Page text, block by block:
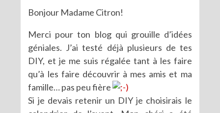
Bonjour Madame Citron!
Merci pour ton blog qui grouille d’idées
géniales. J’ai testé déjà plusieurs de tes
DIY, et je me suis régalée tant à les faire
qu’à les faire découvrir à mes amis et ma
famille… pas peu fière
Si je devais retenir un DIY je choisirais le